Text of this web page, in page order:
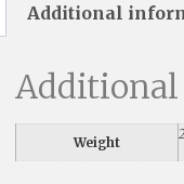
Additional
Weight